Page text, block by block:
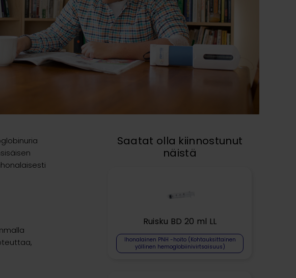
Saatat olla kiinnostunut
näistä
Ruisku BD 20 ml LL
Ihonalainen PNH -hoito (Kohtauksittainen
yöllinen hemoglobiinivirtsaisuus)